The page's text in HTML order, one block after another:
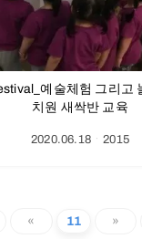
예술체험 그리고
치원 새싹반 교육
2020.06.18ㆍ2015
« 11 »